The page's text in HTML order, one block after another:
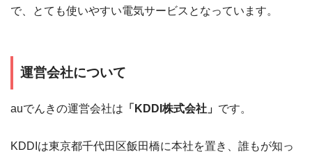
で、とても使いやすい電気サービスとなっています。
運営会社について
auでんきの運営会社は 「KDDI株式会社」 です。
KDDIは東京都千代田区飯田橋に本社を置き、誰もが知っ